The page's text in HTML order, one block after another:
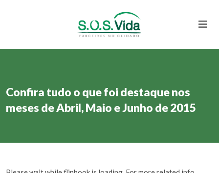
Confira tudo o que foi destaque nos
meses de Abril, Maio e Junho de 2015